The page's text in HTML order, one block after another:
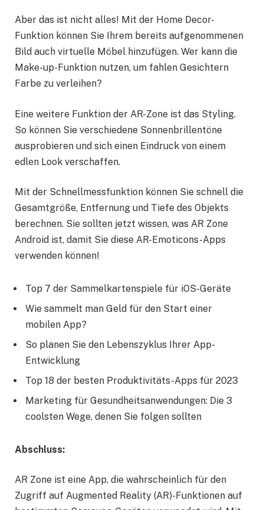
Aber das ist nicht alles! Mit der Home Decor-
Funktion können Sie Ihrem bereits aufgenommenen
Bild auch virtuelle Möbel hinzufügen. Wer kann die
Make-up-Funktion nutzen, um fahlen Gesichtern
Farbe zu verleihen?
Eine weitere Funktion der AR-Zone ist das Styling.
So können Sie verschiedene Sonnenbrillentöne
ausprobieren und sich einen Eindruck von einem
edlen Look verschaffen.
Mit der Schnellmessfunktion können Sie schnell die
Gesamtgröße, Entfernung und Tiefe des Objekts
berechnen. Sie sollten jetzt wissen, was AR Zone
Android ist, damit Sie diese AR-Emoticons-Apps
verwenden können!
Top 7 der Sammelkartenspiele für iOS-Geräte
Wie sammelt man Geld für den Start einer
mobilen App?
So planen Sie den Lebenszyklus Ihrer App-
Entwicklung
Top 18 der besten Produktivitäts-Apps für 2023
Marketing für Gesundheitsanwendungen: Die 3
coolsten Wege, denen Sie folgen sollten
Abschluss:
AR Zone ist eine App, die wahrscheinlich für den
Zugriff auf Augmented Reality (AR)-Funktionen auf